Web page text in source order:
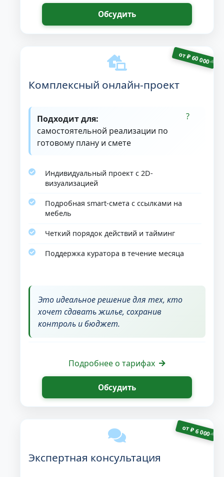
Обсудить
от₽60 000
Комплексный онлайн-проект
Подходит для:
самостоятельной реализации по
готовому плану и смете
Индивидуальный проект с 2D-
визуализацией
Подробная smart-смета с ссылками на
мебель
Четкий порядок действий и тайминг
Поддержка куратора в течение месяца
Это идеальное решение для тех, кто
хочет сдавать жилье, сохранив
контроль и бюджет.
Подробнее о тарифах
Обсудить
от₽6 000
Экспертная консультация